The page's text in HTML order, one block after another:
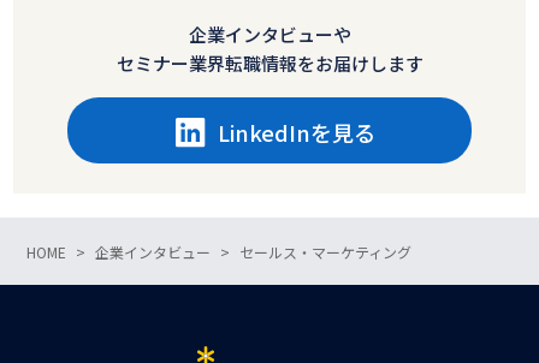
企業インタビューや
セミナー業界転職情報をお届けします
LinkedInを見る
HOME 企業インタビュー セールス・マーケティング